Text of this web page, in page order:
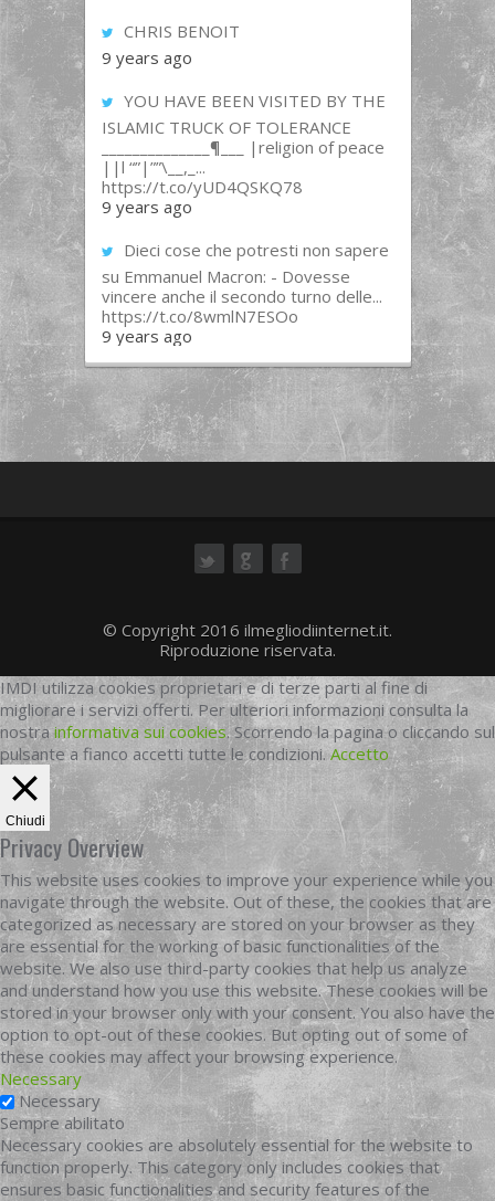
CHRIS BENOIT
9 years ago
YOU HAVE BEEN VISITED BY THE
ISLAMIC TRUCK OF TOLERANCE
______________¶___ |religion of peace
||l “”|””\__,_...
https://t.co/yUD4QSKQ78
9 years ago
Dieci cose che potresti non sapere
su Emmanuel Macron: - Dovesse
vincere anche il secondo turno delle...
https://t.co/8wmlN7ESOo
9 years ago
© Copyright 2016 ilmegliodiinternet.it.
Riproduzione riservata.
IMDI utilizza cookies proprietari e di terze parti al fine di
migliorare i servizi offerti. Per ulteriori informazioni consulta la
nostrainformativa sui cookies. Scorrendo la pagina o cliccando sul
pulsante a fianco accetti tutte le condizioni.Accetto
Chiudi
Privacy Overview
This website uses cookies to improve your experience while you
navigate through the website. Out of these, the cookies that are
categorized as necessary are stored on your browser as they
are essential for the working of basic functionalities of the
website. We also use third-party cookies that help us analyze
and understand how you use this website. These cookies will be
stored in your browser only with your consent. You also have the
option to opt-out of these cookies. But opting out of some of
these cookies may affect your browsing experience.
Necessary
Necessary
Sempre abilitato
Necessary cookies are absolutely essential for the website to
function properly. This category only includes cookies that
ensures basic functionalities and security features of the